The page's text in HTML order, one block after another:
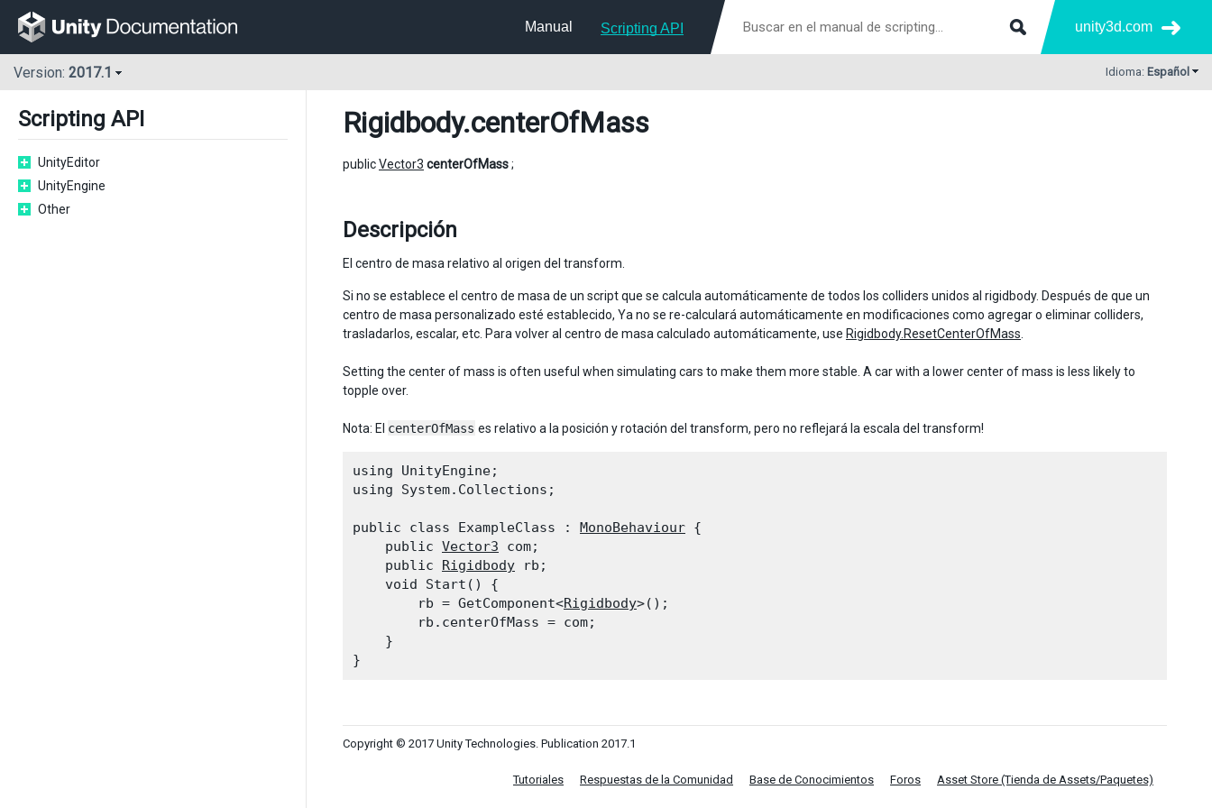
Manual Scripting API unity3d.com
Version: 2017.1 Idioma: Español
Scripting API
UnityEditor
UnityEngine
Other
Rigidbody.centerOfMass
publicVector3 centerOfMass;
Descripción
El centro de masa relativo al origen del transform.
Si no se establece el centro de masa de un script que se calcula automáticamente de todos los colliders unidos al rigidbody. Después de que un
centro de masa personalizado esté establecido, Ya no se re-calculará automáticamente en modificaciones como agregar o eliminar colliders,
trasladarlos, escalar, etc. Para volver al centro de masa calculado automáticamente, use Rigidbody.ResetCenterOfMass
Setting the center of mass is often useful when simulating cars to make them more stable. A car with a lower center of mass is less likely to
topple over.
Nota: El centerOfMass es relativo a la posición y rotación del transform, pero no reflejará la escala del transform!
using UnityEngine;
using System.Collections;
public class ExampleClass : MonoBehaviour {
    public
Vector3 com;
    public
Rigidbody rb;
    void Start() {
        rb = GetComponent<
Rigidbody>();
        rb.centerOfMass = com;
    }
Copyright © 2017 Unity Technologies. Publication 2017.1
Tutoriales Respuestas de la Comunidad Base de Conocimientos Foros Asset Store (Tienda de Assets/Paquetes)